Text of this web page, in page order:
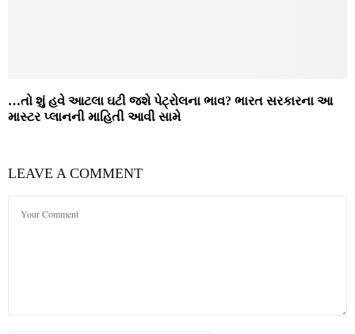
…તો શું હવે આટલા ઘટી જશે પેટ્રોલના ભાવ? ભારત સરકારના આ
માસ્ટર પ્લાનની માહિતી આવી સામે
LEAVE A COMMENT